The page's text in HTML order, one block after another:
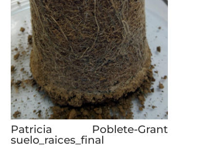
Patricia Poblete-Grant
suelo_raices_final